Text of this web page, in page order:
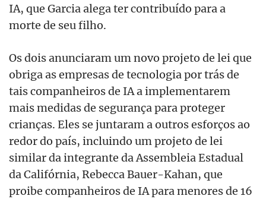
IA, que Garcia alega ter contribuído para a
morte de seu filho.
Os dois anunciaram um novo projeto de lei que
obriga as empresas de tecnologia por trás de
tais companheiros de IA a implementarem
mais medidas de segurança para proteger
crianças. Eles se juntaram a outros esforços ao
redor do país, incluindo um projeto de lei
similar da integrante da Assembleia Estadual
da Califórnia, Rebecca Bauer-Kahan, que
proibe companheiros de IA para menores de 16